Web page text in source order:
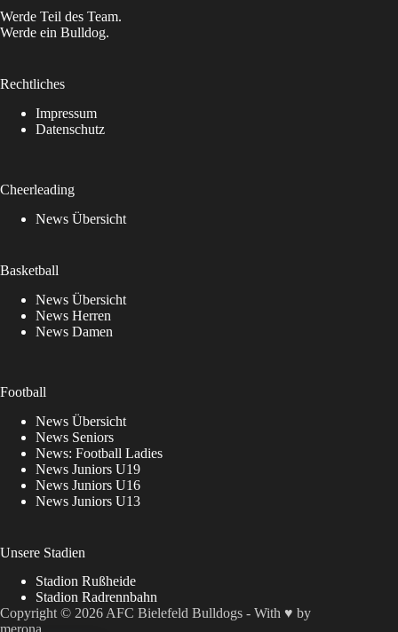
Werde Teil des Team.
Werde ein Bulldog.
Rechtliches
Impressum
Datenschutz
Cheerleading
News Übersicht
Basketball
News Übersicht
News Herren
News Damen
Football
News Übersicht
News Seniors
News: Football Ladies
News Juniors U19
News Juniors U16
News Juniors U13
Unsere Stadien
Stadion Rußheide
Stadion Radrennbahn
Copyright © 2026 AFC Bielefeld Bulldogs - With ♥ by